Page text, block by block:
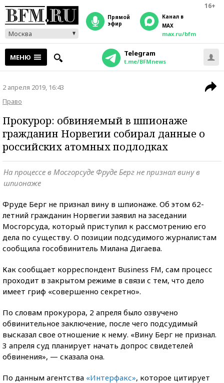
16+
Москва
прямой
эфир
Канал в
MAX
max.ru/bfm
МЕНЮ Telegram
t.me/BFMnews
2 апреля 2019, 16:43
Право
Прокурор: обвиняемый в шпионаже
гражданин Норвегии собирал данные о
российских атомных подлодках
На процессе в Мосгорсуде Фруде Берг не признал вину в
шпионаже
Фруде Берг не признал вину в шпионаже. Об этом 62-
летний гражданин Норвегии заявил на заседании
Мосгорсуда, который приступил к рассмотрению его
дела по существу. О позиции подсудимого журналистам
сообщила гособвинитель Милана Дигаева.
Как сообщает корреспондент Business FM, сам процесс
проходит в закрытом режиме в связи с тем, что дело
имеет гриф «совершенно секретно».
По словам прокурора, 2 апреля было озвучено
обвинительное заключение, после чего подсудимый
высказал свое отношение к нему. «Вину Берг не признал.
3 апреля суд планирует начать допрос свидетелей
обвинения», — сказала она.
По данным агентства «Интерфакс», которое цитирует